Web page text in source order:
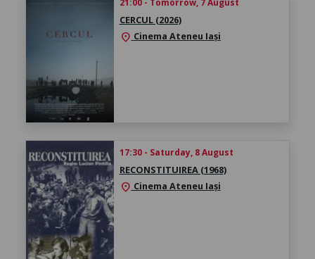
CERCUL (2026)
location_on Cinema Ateneu Iași
17:30 - Saturday, 8 August
RECONSTITUIREA (1968)
location_on Cinema Ateneu Iași